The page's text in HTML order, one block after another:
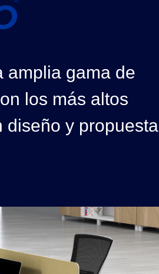
amplia gama de
los más altos
diseño y propuesta